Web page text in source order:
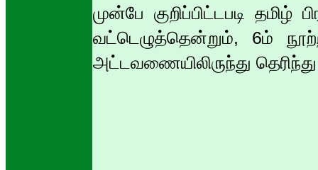
முன்பே குறிப்பிட்டபடி
வட்டெழுத்தென்றும், 6ம்
அட்டவணையிலிருந்து